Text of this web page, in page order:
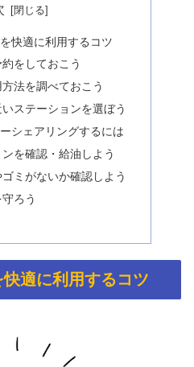
快適に利用するコツ
をしておこう
法を調べておこう
ステーションを選ぼう
シェアリングするには
を確認・給油しよう
ミがないか確認しよう
ろう
適に利用するコツ